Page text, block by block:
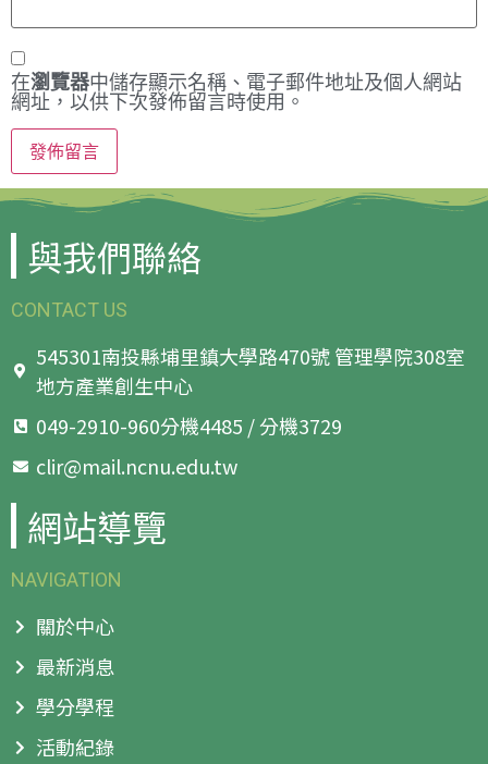
在瀏覽器中儲存顯示名稱、電子郵件地址及個人網站
網址，以供下次發佈留言時使用。
與我們聯絡
CONTACT US
545301南投縣埔里鎮大學路470號 管理學院308室
地方產業創生中心
049-2910-960分機4485 / 分機3729
clir@mail.ncnu.edu.tw
網站導覽
NAVIGATION
關於中心
最新消息
學分學程
活動紀錄